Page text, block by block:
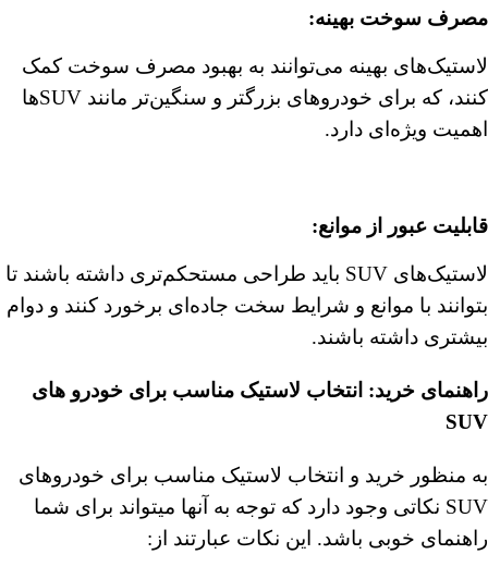
مصرف سوخت بهینه:
لاستیک‌های بهینه می‌توانند به بهبود مصرف سوخت کمک
کنند، که برای خودروهای بزرگتر و سنگین‌تر مانند SUVها
اهمیت ویژه‌ای دارد.
︎قابلیت عبور از موانع:
لاستیک‌های SUV باید طراحی مستحکم‌تری داشته باشند تا
بتوانند با موانع و شرایط سخت جاده‌ای برخورد کنند و دوام
بیشتری داشته باشند.
راهنمای خرید: انتخاب لاستیک مناسب برای خودرو های
SUV
به منظور خرید و انتخاب لاستیک مناسب برای خودروهای
SUV نکاتی وجود دارد که توجه به آنها میتواند برای شما
راهنمای خوبی باشد. این نکات عبارتند از: